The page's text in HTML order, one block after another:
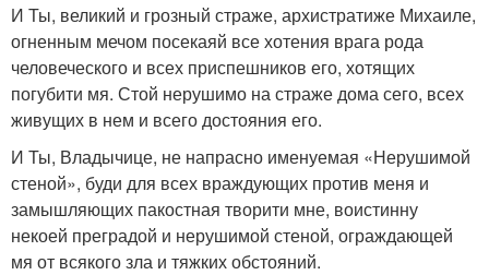
И Ты, великий и грозный страже, архистратиже Михаиле,
огненным мечом посекаяй все хотения врага рода
человеческого и всех приспешников его, хотящих
погубити мя. Стой нерушимо на страже дома сего, всех
живущих в нем и всего достояния его.
И Ты, Владычице, не напрасно именуемая «Нерушимой
стеной», буди для всех враждующих против меня и
замышляющих пакостная творити мне, воистинну
некоей преградой и нерушимой стеной, ограждающей
мя от всякого зла и тяжких обстояний.